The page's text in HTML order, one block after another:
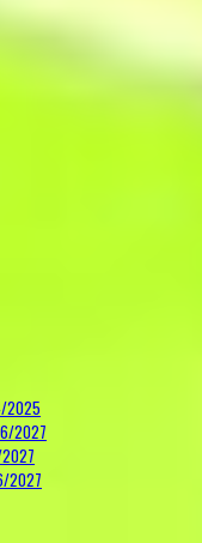
2025
2027
2027